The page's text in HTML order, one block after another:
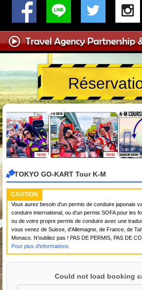
TOKYO GO-KART Tour K-M
CAUTION
Vous aurez besoin d'un permis de conduire japonais
conduire international, ou d'un permis SOFA pour les
ou de votre propre permis de conduire avec une
vous venez de Suisse, d'Allemagne, de France, de
Monaco. N'oubliez pas ! PAS DE PERMIS, PAS DE
Pour plus d'informations.
Could not load booking